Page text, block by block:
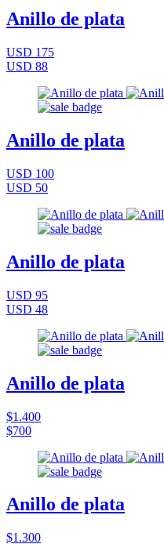
Anillo de plata
USD 175
USD 88
Anillo de plata
USD 100
USD 50
Anillo de plata
USD 95
USD 48
Anillo de plata
$1.400
$700
Anillo de plata
$1.300